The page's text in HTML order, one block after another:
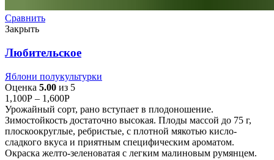
Сравнить
Закрыть
Любительское
Яблони полукультурки
Оценка 5.00 из 5
1,100Р – 1,600Р
Урожайный сорт, рано вступает в плодоношение.
Зимостойкость достаточно высокая. Плоды массой до 75 г,
плоскоокруглые, ребристые, с плотной мякотью кисло-
сладкого вкуса и приятным специфическим ароматом.
Окраска желто-зеленоватая с легким малиновым румянцем.